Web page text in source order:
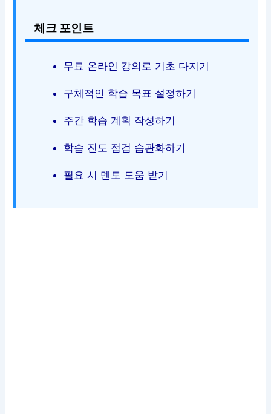
체크 포인트
무료 온라인 강의로 기초 다지기
구체적인 학습 목표 설정하기
주간 학습 계획 작성하기
학습 진도 점검 습관화하기
필요 시 멘토 도움 받기